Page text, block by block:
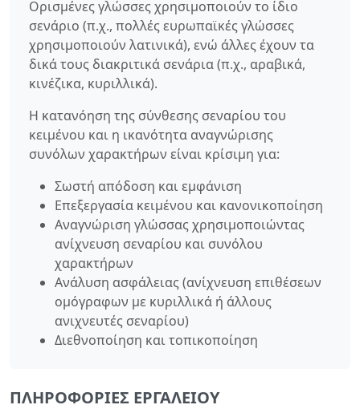
Ορισμένες γλώσσες χρησιμοποιούν το ίδιο
σενάριο (π.χ., πολλές ευρωπαϊκές γλώσσες
χρησιμοποιούν λατινικά), ενώ άλλες έχουν τα
δικά τους διακριτικά σενάρια (π.χ., αραβικά,
κινέζικα, κυριλλικά).
Η κατανόηση της σύνθεσης σεναρίου του
κειμένου και η ικανότητα αναγνώρισης
συνόλων χαρακτήρων είναι κρίσιμη για:
Σωστή απόδοση και εμφάνιση
Επεξεργασία κειμένου και κανονικοποίηση
Αναγνώριση γλώσσας χρησιμοποιώντας
ανίχνευση σεναρίου και συνόλου
χαρακτήρων
Ανάλυση ασφάλειας (ανίχνευση επιθέσεων
ομόγραφων με κυριλλικά ή άλλους
ανιχνευτές σεναρίου)
Διεθνοποίηση και τοπικοποίηση
ΠΛΗΡΟΦΟΡΊΕΣ ΕΡΓΑΛΕΊΟΥ